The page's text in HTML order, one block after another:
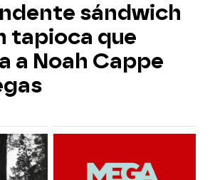
sándwich
tapioca que
a Noah Cappe